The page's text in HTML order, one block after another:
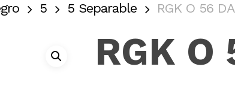
5 5 Separable RGK O 56 DA
RGK O